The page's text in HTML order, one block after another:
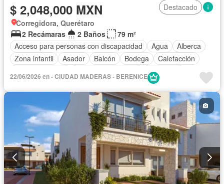
$ 2,048,000 MXN
Destacado
Corregidora, Querétaro
2 Recámaras
2 Baños
79 m²
Acceso para personas con discapacidad
Agua
Alberca
Zona infantil
Asador Balcón Bodega
Calefacción
Chimenea
Cocina integral
Cuarto de Limpieza
Cuarto de servicio
Electricidad
Estacionamiento
Gimnasio Internet Jardín
Despacho
Recámara con closet
Sala polivalente
Sauna
Seguridad
Vista panorámica
Zonas verdes
Sin amueblar
22/06/2026 en - CIUDAD MADERAS - BERENICE